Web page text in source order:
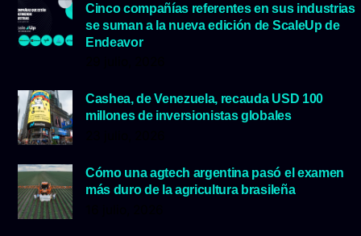
Cinco compañías referentes en sus industrias
se suman a la nueva edición de ScaleUp de
Endeavor
Cashea, de Venezuela, recauda USD 100
millones de inversionistas globales
Cómo una agtech argentina pasó el examen
más duro de la agricultura brasileña